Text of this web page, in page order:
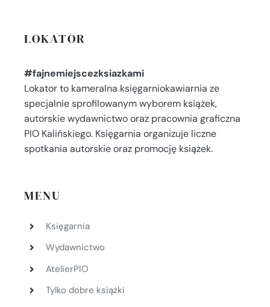
LOKATOR
#fajnemiejscezksiazkami
Lokator to kameralna księgarniokawiarnia ze
specjalnie sprofilowanym wyborem książek,
autorskie wydawnictwo oraz pracownia graficzna
PIO Kalińskiego. Księgarnia organizuje liczne
spotkania autorskie oraz promocję książek.
MENU
Księgarnia
Wydawnictwo
AtelierPIO
Tylko dobre książki